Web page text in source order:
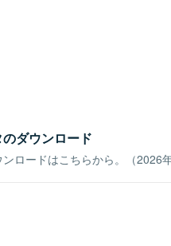
ダウンロード
ロードはこちらから。（2026